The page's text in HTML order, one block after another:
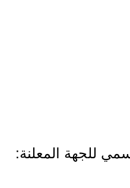
للجهة المعلنة: